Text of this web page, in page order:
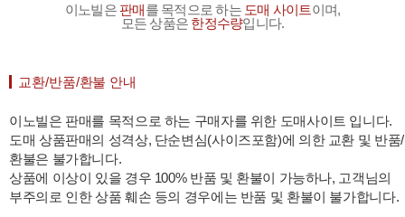
이노빌은 판매를 목적으로 하는 도매 사이트이며,
모든 상품은 한정수량입니다.
교환/반품/환불 안내
이노빌은 판매를 목적으로 하는 구매자를 위한 도매사이트 입니다.
도매 상품판매의 성격상, 단순변심(사이즈포함)에 의한 교환 및 반품/
환불은 불가합니다.
상품에 이상이 있을 경우 100% 반품 및 환불이 가능하나, 고객님의
부주의로 인한 상품 훼손 등의 경우에는 반품 및 환불이 불가합니다.